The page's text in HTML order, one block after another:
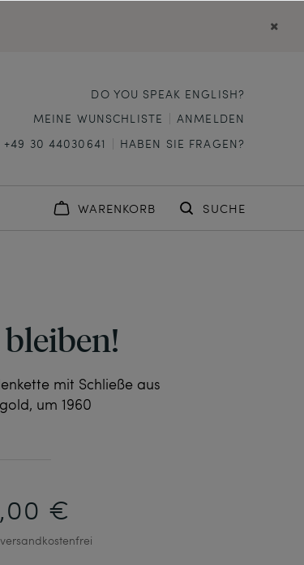
DO YOU SPEAK ENGLISH?
MEINE WUNSCHLISTE
ANMELDEN
+49 30 44030641
HABEN SIE FRAGEN?
WARENKORB SUCHE
mit Schließe aus
um 1960
€